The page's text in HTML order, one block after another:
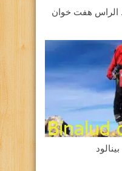
الراس هفت خوان